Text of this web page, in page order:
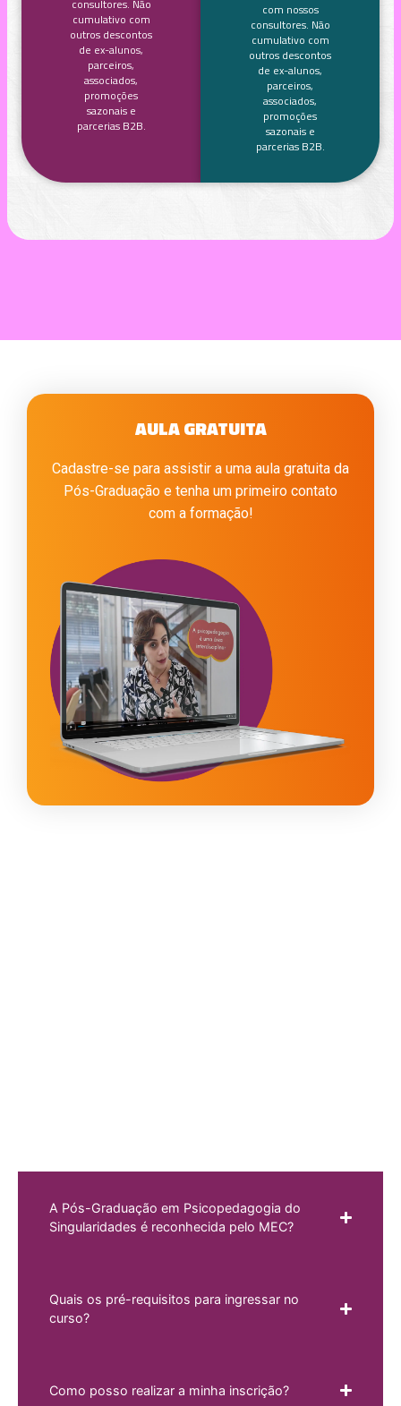
consultores. Não
cumulativo com
outros descontos
de ex-alunos,
parceiros,
associados,
promoções
sazonais e
parcerias B2B.
com nossos
consultores. Não
cumulativo com
outros descontos
de ex-alunos,
parceiros,
associados,
promoções
sazonais e
parcerias B2B.
AULA GRATUITA
Cadastre-se para assistir a uma aula gratuita da
Pós-Graduação e tenha um primeiro contato
com a formação!
A Pós-Graduação em Psicopedagogia do
Singularidades é reconhecida pelo MEC?
Quais os pré-requisitos para ingressar no
curso?
Como posso realizar a minha inscrição?